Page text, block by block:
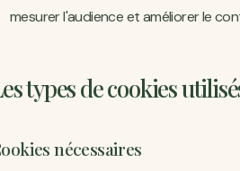
mesurer l'audience et améliorer le
types de cookies
nécessaires